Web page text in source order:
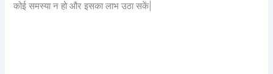
कोई समस्या न हो और इसका लाभ उठा सकें|